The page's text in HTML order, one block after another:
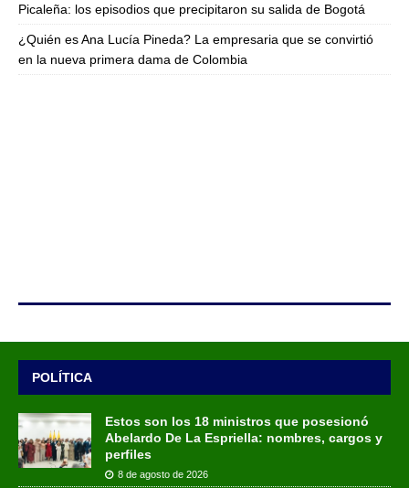
Picaleña: los episodios que precipitaron su salida de Bogotá
¿Quién es Ana Lucía Pineda? La empresaria que se convirtió
en la nueva primera dama de Colombia
POLÍTICA
Estos son los 18 ministros que posesionó
Abelardo De La Espriella: nombres, cargos y
perfiles
8 de agosto de 2026